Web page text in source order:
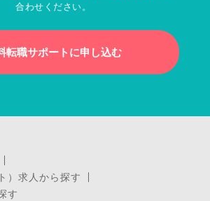
合わせください。
転職サポートに申し込む
）求人から探す
す